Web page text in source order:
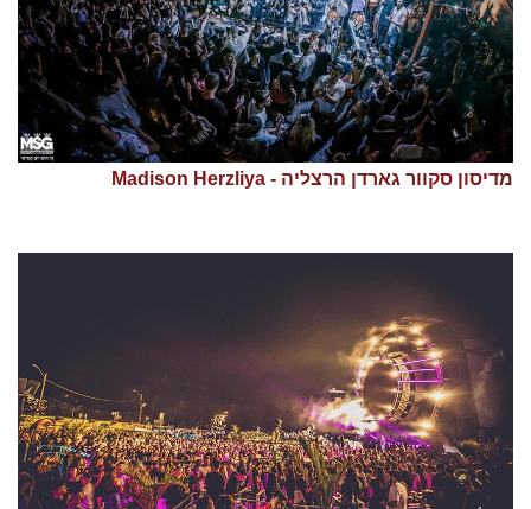
מדיסון סקוור גארדן הרצליה - Madison Herzliya